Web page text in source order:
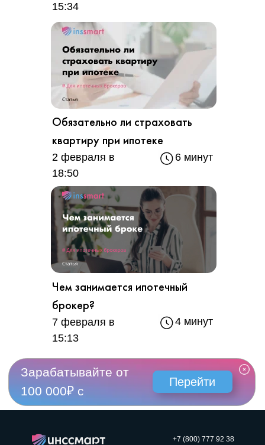
Обязательно ли страховать
квартиру при ипотеке
2 февраля в
18:50
6 минут
15:34
Чем занимается ипотечный
брокер?
7 февраля в
15:13
4 минут
+7 (800) 777 92 38